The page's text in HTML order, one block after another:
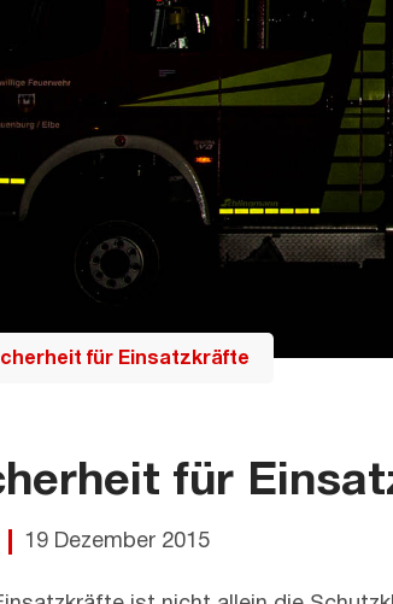
für Einsatzkräfte
für
19 Dezember 2015